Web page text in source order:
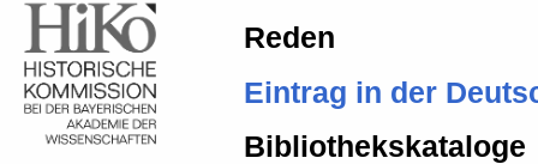
Reden
Eintrag in der
Bibliothekskataloge